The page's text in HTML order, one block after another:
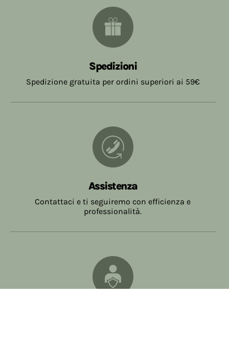
Spedizioni
Spedizione gratuita per ordini superiori ai 59€
Assistenza
Contattaci e ti seguiremo con efficienza e
professionalità.